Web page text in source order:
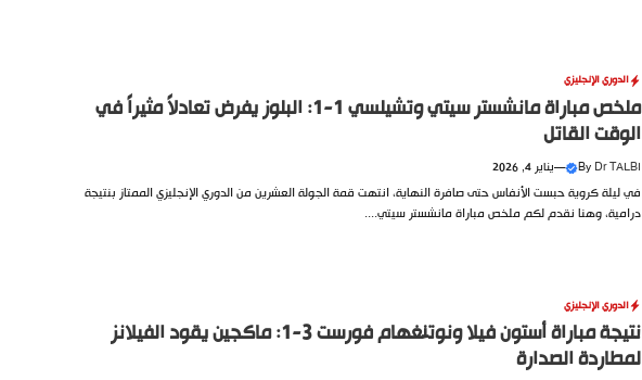
الدوري الإنجليزي
ملخص مباراة مانشستر سيتي وتشيلسي 1-1: البلوز يفرض تعادلاً مثيراً في
الوقت القاتل
By Dr TALBI
—يناير 4, 2026
في ليلة كروية حبست الأنفاس حتى صافرة النهاية، انتهت قمة الجولة العشرين من الدوري الإنجليزي الممتاز بنتيجة
درامية، وهنا نقدم لكم ملخص مباراة مانشستر سيتي....
الدوري الإنجليزي
نتيجة مباراة أستون فيلا ونوتنغهام فورست 3-1: ماكجين يقود الفيلانز
لمطاردة الصدارة